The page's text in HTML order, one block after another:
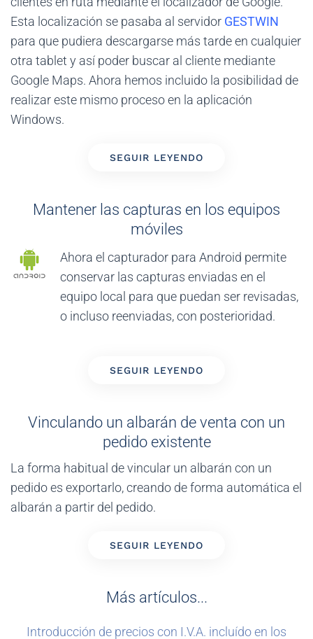
Esta localización se pasaba al servidor GESTWIN
para que pudiera descargarse más tarde en cualquier
otra tablet y así poder buscar al cliente mediante
Google Maps. Ahora hemos incluido la posibilidad de
realizar este mismo proceso en la aplicación
Windows.
SEGUIR LEYENDO
Mantener las capturas en los equipos
móviles
Ahora el capturador para Android permite
conservar las capturas enviadas en el
equipo local para que puedan ser revisadas,
o incluso reenviadas, con posterioridad.
SEGUIR LEYENDO
Vinculando un albarán de venta con un
pedido existente
La forma habitual de vincular un albarán con un
pedido es exportarlo, creando de forma automática el
albarán a partir del pedido.
SEGUIR LEYENDO
Más artículos...
Introducción de precios con I.V.A. incluído en los